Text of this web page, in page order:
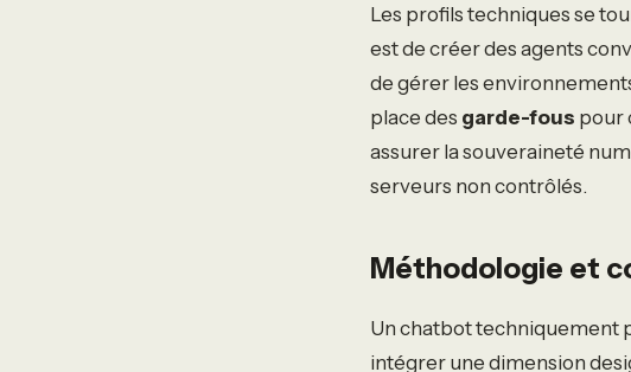
Les profils techniques se
est de créer des agents
de gérer les
place des garde-fous pour
assurer la souveraineté
serveurs non contrôlés.
Méthodologie et
Un chatbot techniquement
intégrer une dimension